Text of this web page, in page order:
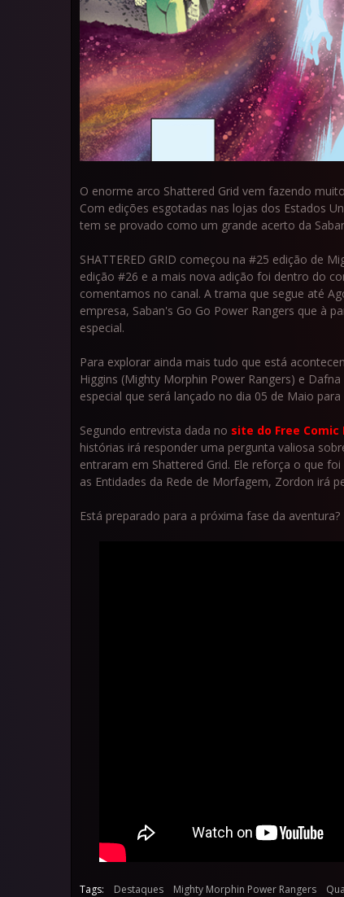
O enorme arco Shattered Grid vem fazendo
Com edições esgotadas nas lojas dos Estados
tem se provado como um grande acerto da
SHATTERED GRID começou na #25 edição de
edição #26 e a mais nova adição foi dentro do
comentamos no canal. A trama que segue até
empresa, Saban's Go Go Power Rangers que à
especial.
Para explorar ainda mais tudo que está
Higgins (Mighty Morphin Power Rangers) e
especial que será lançado no dia 05 de Maio
Segundo entrevista dada no site do Free Comic
histórias irá responder uma pergunta valiosa
entraram em Shattered Grid. Ele reforça o que
as Entidades da Rede de Morfagem, Zordon irá
Está preparado para a próxima fase da
Tags: Destaques Mighty Morphin Power Rangers